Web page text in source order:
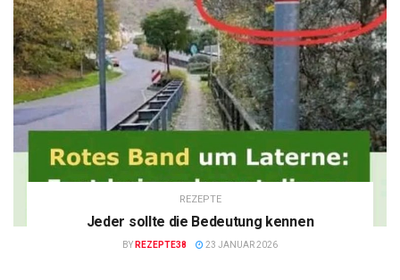
REZEPTE
Jeder sollte die Bedeutung kennen
BY REZEPTE38 23 JANUAR 2026